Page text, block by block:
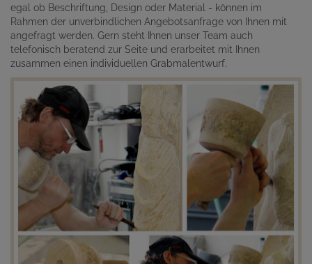
egal ob Beschriftung, Design oder Material - können im
Rahmen der unverbindlichen Angebotsanfrage von Ihnen mit
angefragt werden. Gern steht Ihnen unser Team auch
telefonisch beratend zur Seite und erarbeitet mit Ihnen
zusammen einen individuellen Grabmalentwurf.